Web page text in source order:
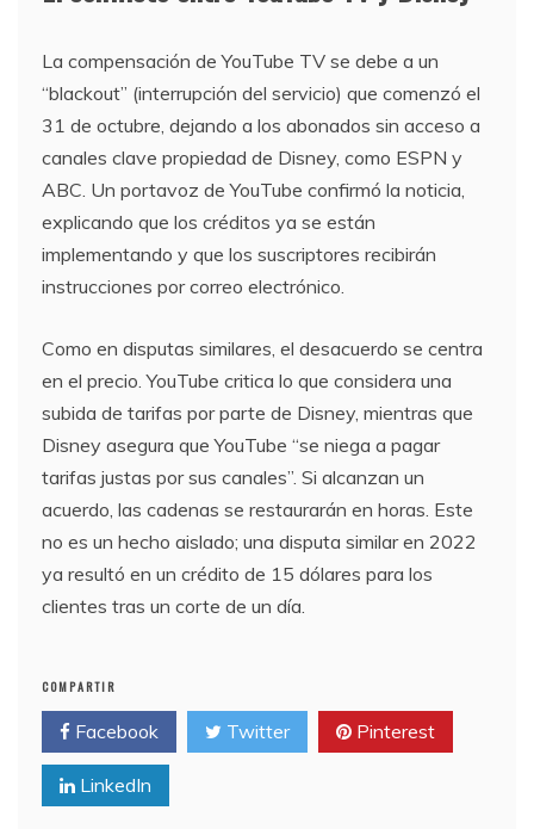
La compensación de YouTube TV se debe a un
“blackout” (interrupción del servicio) que comenzó el
31 de octubre, dejando a los abonados sin acceso a
canales clave propiedad de Disney, como ESPN y
ABC. Un portavoz de YouTube confirmó la noticia,
explicando que los créditos ya se están
implementando y que los suscriptores recibirán
instrucciones por correo electrónico.
Como en disputas similares, el desacuerdo se centra
en el precio. YouTube critica lo que considera una
subida de tarifas por parte de Disney, mientras que
Disney asegura que YouTube “se niega a pagar
tarifas justas por sus canales”. Si alcanzan un
acuerdo, las cadenas se restaurarán en horas. Este
no es un hecho aislado; una disputa similar en 2022
ya resultó en un crédito de 15 dólares para los
clientes tras un corte de un día.
COMPARTIR
Facebook Twitter Pinterest
LinkedIn